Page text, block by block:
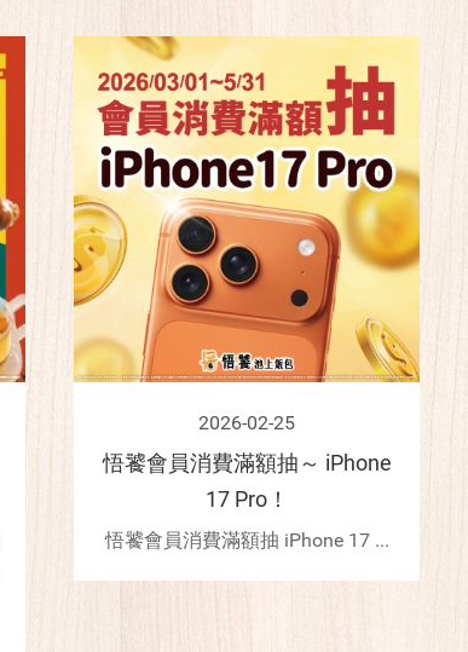
2026-02-25
悟饕會員消費滿額抽～ iPhone
17 Pro！
悟饕會員消費滿額抽 iPhone 17 ...